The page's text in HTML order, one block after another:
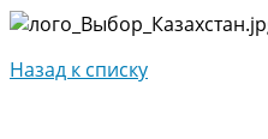
Назад к списку